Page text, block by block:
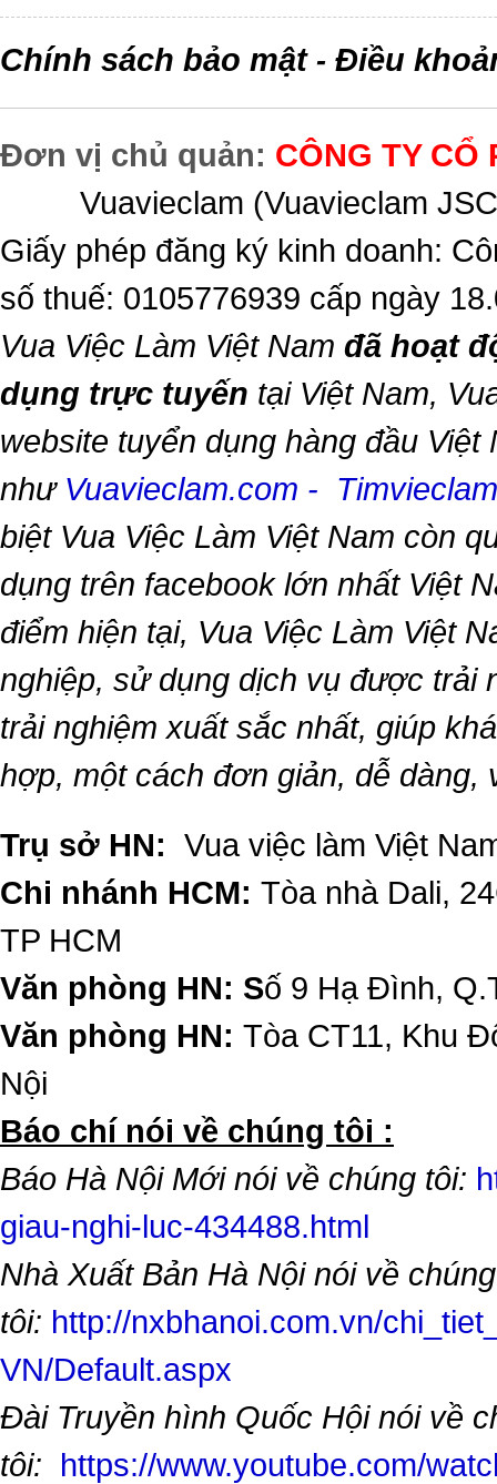
Chính sách bảo mật- Điều
Đơn vị chủ quản: CÔNG TY CỔ
Vuavieclam (Vuavieclam
Giấy phép đăng ký kinh doanh:
số thuế: 0105776939 cấp ngày
Vua Việc Làm Việt Nam đã hoạt
dụng trực tuyến tại Việt Nam,
website tuyển dụng hàng đầu Việt
như Vuavieclam.com -
biệt Vua Việc Làm Việt Nam còn
dụng trên facebook lớn nhất Việt
điểm hiện tại, Vua Việc Làm Việt
nghiệp, sử dụng dịch vụ được trải
trải nghiệm xuất sắc nhất, giúp
hợp, một cách đơn giản, dễ dàng,
Trụ sở HN: Vua việc làm Việt
Chi nhánh HCM: Tòa nhà Dali,
TP HCM
Văn phòng HN: Số 9 Hạ Đình,
Văn phòng HN: Tòa CT11, Khu
Nội
​Báo chí nói về chúng tôi :
Báo Hà Nội Mới nói về chúng tôi:
giau-nghi-luc-434488.html
Nhà Xuất Bản Hà Nội nói về chúng
tôi: http://nxbhanoi.com.vn/
VN/Default.aspx
Đài Truyền hình Quốc Hội nói về
tôi: https://www.youtube.com/